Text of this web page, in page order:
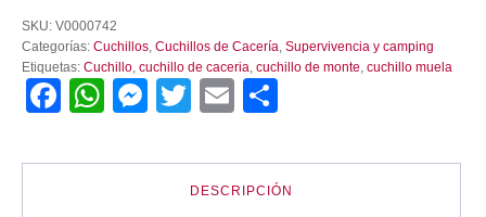
SKU: V0000742
Categorías: Cuchillos Cuchillos de Cacería Supervivencia y camping
Etiquetas: Cuchillo cuchillo de caceria cuchillo de monte cuchillo muela
Facebook
WhatsApp
Messenger
TwitterEmail
DESCRIPCIÓN